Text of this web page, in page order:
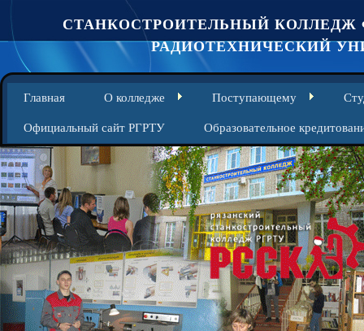
СТАНКОСТРОИТЕЛЬНЫЙ КОЛЛЕДЖ
РАДИОТЕХНИЧЕСКИЙ
Главная О колледже Поступающему
Официальный сайт РГРТУ Образовательное